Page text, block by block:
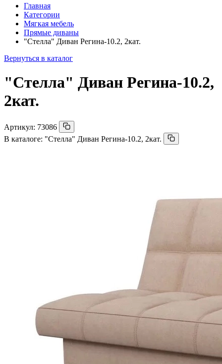
Главная
Категории
Мягкая мебель
Прямые диваны
"Стелла" Диван Регина-10.2, 2кат.
Вернуться в каталог
"Стелла" Диван Регина-10.2,
2кат.
Артикул: 73086
В каталоге: "Стелла" Диван Регина-10.2, 2кат.